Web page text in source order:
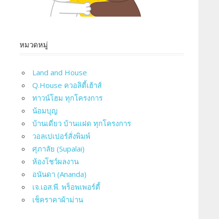
หมวดหมู่
Land and House
Q.House ควอลิตี้เฮ้าส์
ทาวน์โฮม ทุกโครงการ
น้อมบุญ
บ้านเดี่ยว บ้านแฝด ทุกโครงการ
วอลเปเปอร์สั่งพิมพ์
ศุภาลัย (Supalai)
ห้องโชว์ผลงาน
อนันดา (Ananda)
เจ.เอส.พี. พร็อพเพอร์ตี้
เช็คราคาผ้าม่าน